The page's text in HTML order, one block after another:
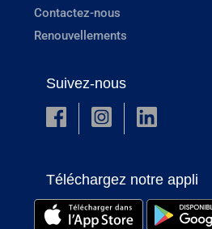
Contactez-nous
Renouvellements
Suivez-nous
Téléchargez notre appli